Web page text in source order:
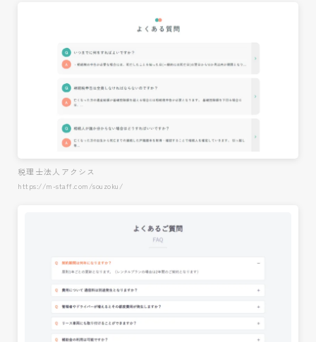
税理士法人アクシス
https://m-staff.com/souzoku/